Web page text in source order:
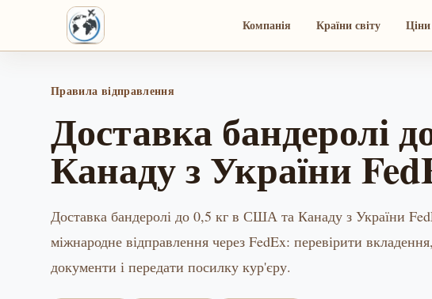
Компанія Країни світу Ціни
Правила відправлення
Доставка бандеролі
Канаду з України
Доставка бандеролі до 0,5 кг в США та Канаду з України
міжнародне відправлення через FedEx: перевірити
документи і передати посилку кур'єру.